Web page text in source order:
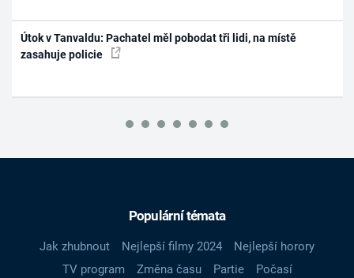
Útok v Tanvaldu: Pachatel měl pobodat tři lidi, na místě
zasahuje policie
Populární témata
Jak zhubnout Nejlepší filmy 2024
Nejlepší horory
TV program
Změna času Partie
Počasí